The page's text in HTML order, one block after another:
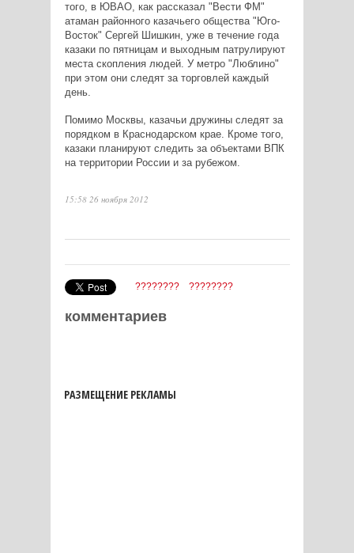
того, в ЮВАО, как рассказал "Вести ФМ"
атаман районного казачьего общества "Юго-
Восток" Сергей Шишкин, уже в течение года
казаки по пятницам и выходным патрулируют
места скопления людей. У метро "Люблино"
при этом они следят за торговлей каждый
день.
Помимо Москвы, казачьи дружины следят за
порядком в Краснодарском крае. Кроме того,
казаки планируют следить за объектами ВПК
на территории России и за рубежом.
15:58 26 ноября 2012
???????? ????????
комментариев
РАЗМЕЩЕНИЕ РЕКЛАМЫ